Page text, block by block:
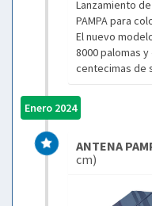
Lanzamiento
PAMPA para
El nuevo
8000 palomas
centecimas de
Enero 2024
ANTENA
cm)